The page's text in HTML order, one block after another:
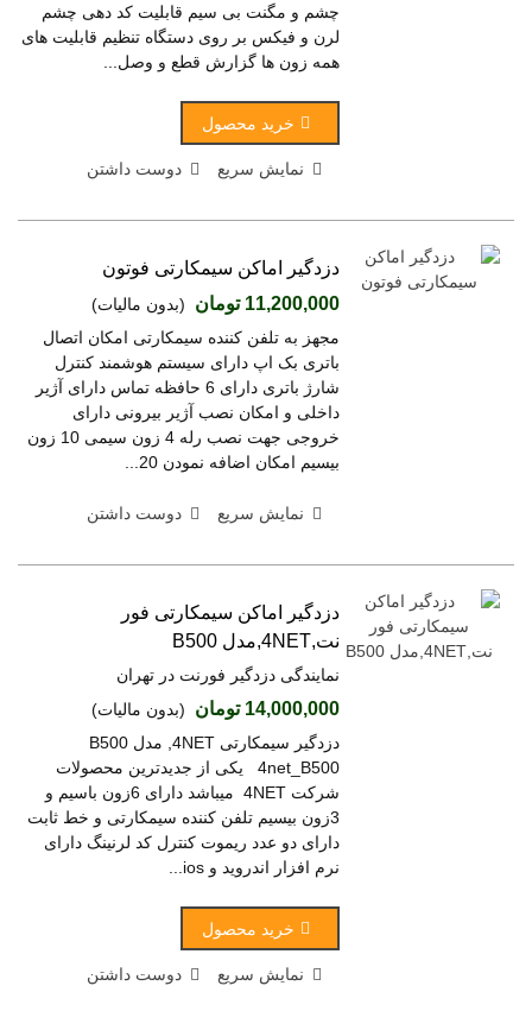
چشم و مگنت بی سیم قابلیت کد دهی چشم
لرن و فیکس بر روی دستگاه تنظیم قابلیت های
همه زون ها گزارش قطع و وصل...
خرید محصول
نمایش سریع دوست داشتن
دزدگیر اماکن سیمکارتی فوتون
11,200,000 تومان
(بدون مالیات)
مجهز به تلفن کننده سیمکارتی امکان اتصال
باتری بک اپ دارای سیستم هوشمند کنترل
شارژ باتری دارای 6 حافظه تماس دارای آژیر
داخلی و امکان نصب آژیر بیرونی دارای
خروجی جهت نصب رله 4 زون سیمی 10 زون
بیسیم امکان اضافه نمودن 20...
نمایش سریع دوست داشتن
دزدگیر اماکن سیمکارتی فور
نت,4NET,مدل B500
نمایندگی دزدگیر فورنت در تهران
14,000,000 تومان
(بدون مالیات)
دزدگیر سیمکارتی 4NET, مدل B500
4net_B500 یکی از جدیدترین محصولات
شرکت 4NET میباشد دارای 6زون باسیم و
3زون بیسیم تلفن کننده سیمکارتی و خط ثابت
دارای دو عدد ریموت کنترل کد لرنینگ دارای
نرم افزار اندروید و ios...
خرید محصول
نمایش سریع دوست داشتن